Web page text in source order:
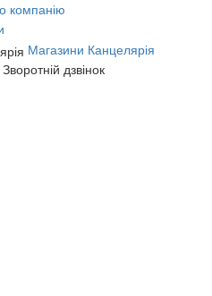
компанію
Магазини Канцелярія
Зворотній дзвінок